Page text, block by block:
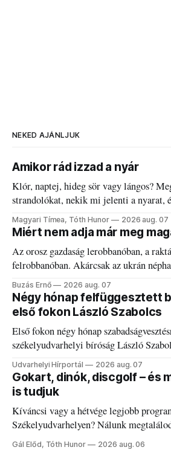
NEKED AJÁNLJUK
Amikor rád izzad a nyár
Klór, naptej, hideg sör vagy lángos?
strandolókat, nekik mi jelenti a nyarat,
kánikulát.
Magyari Tímea, Tóth Hunor 2026 aug. 07
Miért nem adja már meg
Az orosz gazdaság lerobbanóban, a
felrobbanóban. Akárcsak az ukrán
elégedetlen vezetőivel.
Buzás Ernő 2026 aug. 07
Négy hónap felfüggesztett
első fokon László Szabolcs
Első fokon négy hónap
székelyudvarhelyi bíróság László
Udvarhelyi Hírportál 2026 aug. 07
Gokart, dinók, discgolf – és
is tudjuk
Kíváncsi vagy a hétvége legjobb
Székelyudvarhelyen? Nálunk
a fogaddal, a fogorvosi ügyeletet is!
Gál Előd, Tóth Hunor 2026 aug. 06